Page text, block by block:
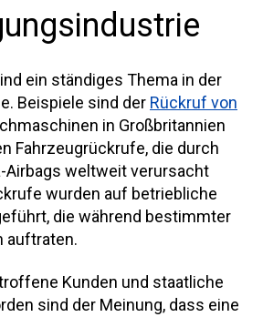
ein ständiges Thema in der
Beispiele sind der Rückruf von
in Großbritannien
Fahrzeugrückrufe, die durch
Airbags weltweit verursacht
wurden auf betriebliche
die während bestimmter
auftraten.
Kunden und staatliche
sind der Meinung, dass eine